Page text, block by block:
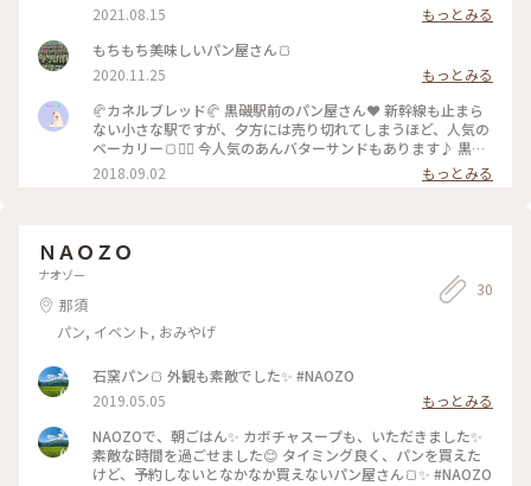
2021.08.15
もっとみる
もちもち美味しいパン屋さん🍞
2020.11.25
もっとみる
🥐カネルブレッド🥐 黒磯駅前のパン屋さん❤︎ 新幹線も止まら
ない小さな駅ですが、夕方には売り切れてしまうほど、人気の
ベーカリー🍞✦ฺ 今人気のあんバターサンドもあります♪ 黒磯
駅の駅員さんもあんバターサンドとクロワッサンがおススメだ
と改札前に書いてありました！ なので今日はおススメを購入
2018.09.02 もっとみる
ＮＡＯＺＯ
ナオゾー
那須
パン, イベント, おみやげ
30
石窯パン🍞 外観も素敵でした✨ #NAOZO
2019.05.05
もっとみる
NAOZOで、朝ごはん✨ カボチャスープも、いただきました✨
素敵な時間を過ごせました😊 タイミング良く、パンを買えた
けど、予約しないとなかなか買えないパン屋さん🍞✨ #NAOZO